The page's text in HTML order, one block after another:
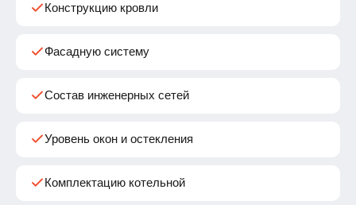
Конструкцию кровли
Фасадную систему
Состав инженерных сетей
Уровень окон и остекления
Комплектацию котельной